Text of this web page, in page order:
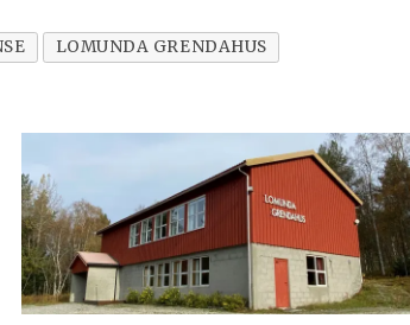
LOMUNDA GRENDAHUS